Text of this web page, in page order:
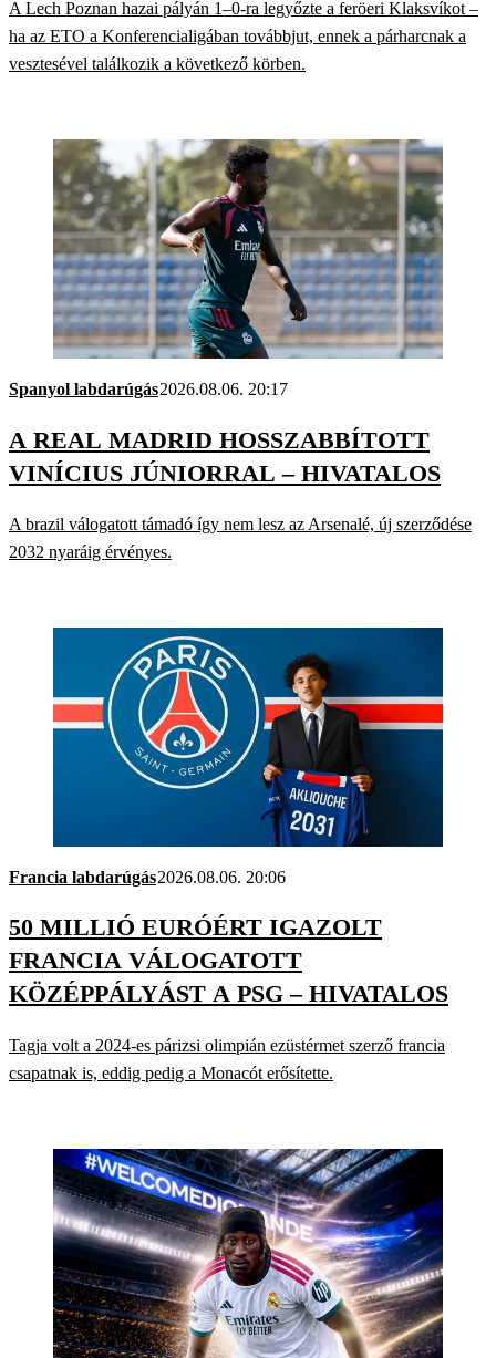
A Lech Poznan hazai pályán 1–0-ra legyőzte a feröeri Klaksvíkot –
ha az ETO a Konferencialigában továbbjut, ennek a párharcnak a
vesztesével találkozik a következő körben.
Spanyol labdarúgás2026.08.06. 20:17
A REAL MADRID HOSSZABBÍTOTT
VINÍCIUS JÚNIORRAL – HIVATALOS
A brazil válogatott támadó így nem lesz az Arsenalé, új szerződése
2032 nyaráig érvényes.
Francia labdarúgás2026.08.06. 20:06
50 MILLIÓ EURÓÉRT IGAZOLT
FRANCIA VÁLOGATOTT
KÖZÉPPÁLYÁST A PSG – HIVATALOS
Tagja volt a 2024-es párizsi olimpián ezüstérmet szerző francia
csapatnak is, eddig pedig a Monacót erősítette.